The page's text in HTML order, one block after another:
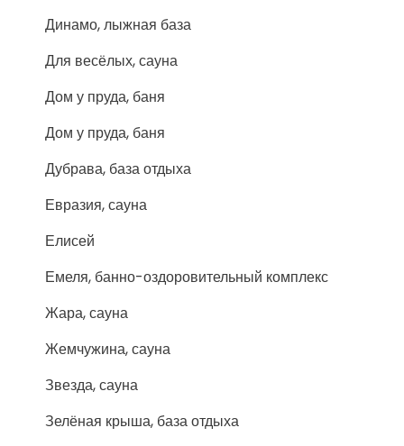
Динамо, лыжная база
Для весёлых, сауна
Дом у пруда, баня
Дом у пруда, баня
Дубрава, база отдыха
Евразия, сауна
Елисей
Емеля, банно-оздоровительный комплекс
Жара, сауна
Жемчужина, сауна
Звезда, сауна
Зелёная крыша, база отдыха